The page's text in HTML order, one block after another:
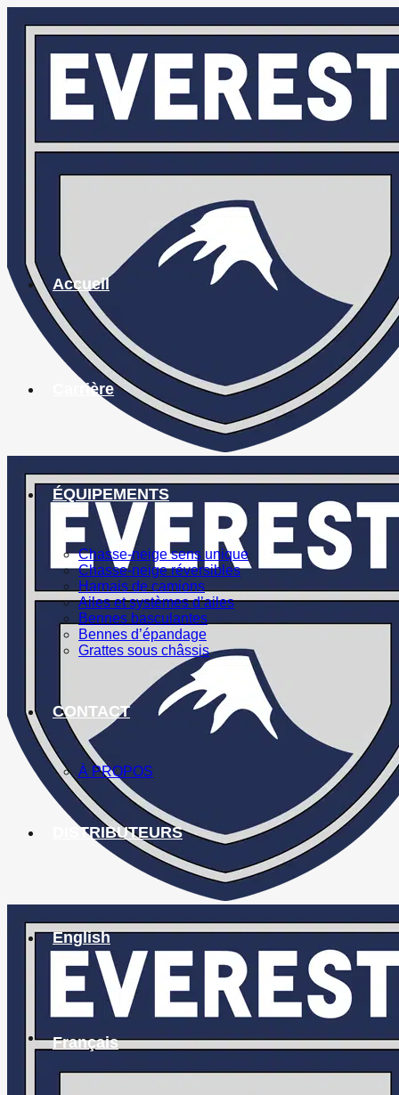
Accueil
Carrière
ÉQUIPEMENTS
Chasse-neige sens unique
Chasse-neige réversibles
Harnais de camions
Ailes et systèmes d’ailes
Bennes basculantes
Bennes d’épandage
Grattes sous châssis
CONTACT
À PROPOS
DISTRIBUTEURS
English
Français